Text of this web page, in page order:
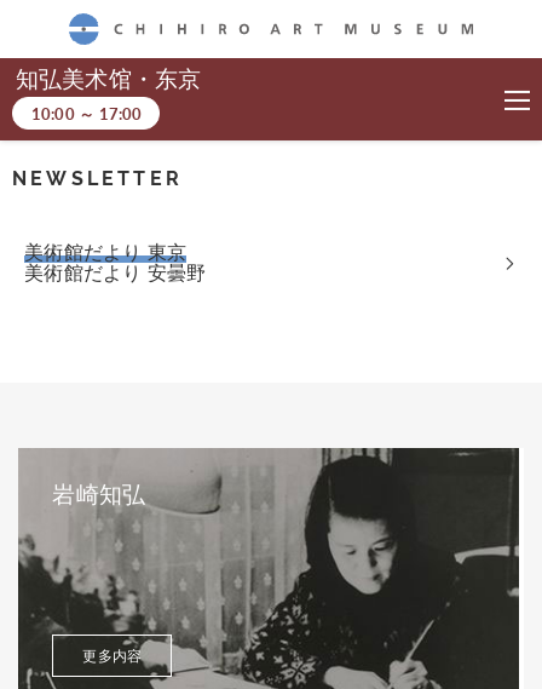
CHIHIRO ART MUSEUM
知弘美术馆・东京
10:00～ 17:00
NEWSLETTER
美術館だより 東京
美術館だより 安曇野
岩崎知弘
更多内容